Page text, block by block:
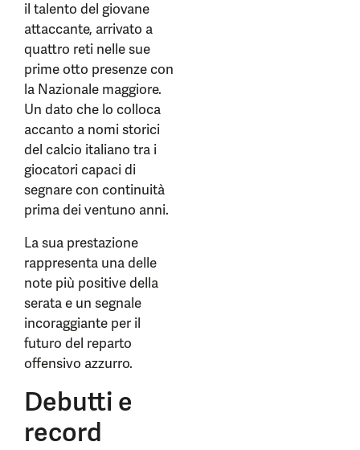
il talento del giovane
attaccante, arrivato a
quattro reti nelle sue
prime otto presenze con
la Nazionale maggiore.
Un dato che lo colloca
accanto a nomi storici
del calcio italiano tra i
giocatori capaci di
segnare con continuità
prima dei ventuno anni.
La sua prestazione
rappresenta una delle
note più positive della
serata e un segnale
incoraggiante per il
futuro del reparto
offensivo azzurro.
Debutti e
record